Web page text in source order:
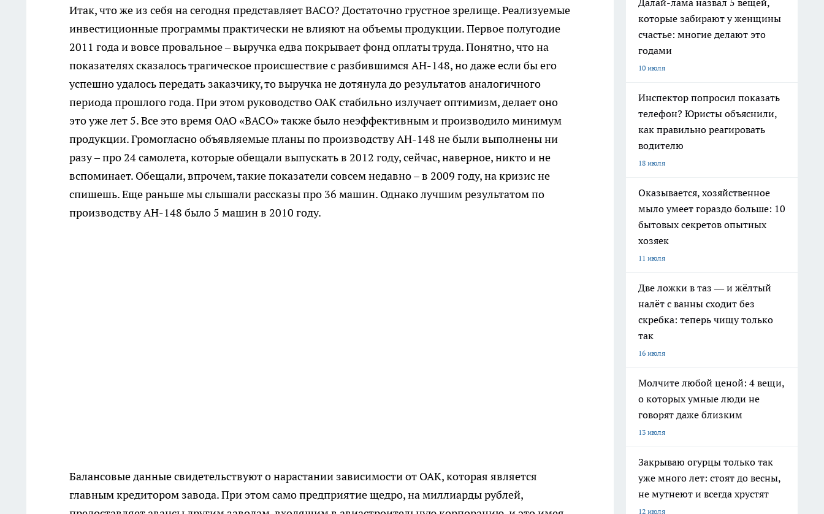
Итак, что же из себя на сегодня представляет ВАСО? Достаточно грустное зрелище. Реализуемые
инвестиционные программы практически не влияют на объемы продукции. Первое полугодие
2011 года и вовсе провальное – выручка едва покрывает фонд оплаты труда. Понятно, что на
показателях сказалось трагическое происшествие с разбившимся АН-148, но даже если бы его
успешно удалось передать заказчику, то выручка не дотянула до результатов аналогичного
периода прошлого года. При этом руководство ОАК стабильно излучает оптимизм, делает оно
это уже лет 5. Все это время ОАО «ВАСО» также было неэффективным и производило минимум
продукции. Громогласно объявляемые планы по производству АН-148 не были выполнены ни
разу – про 24 самолета, которые обещали выпускать в 2012 году, сейчас, наверное, никто и не
вспоминает. Обещали, впрочем, такие показатели совсем недавно – в 2009 году, на кризис не
спишешь. Еще раньше мы слышали рассказы про 36 машин. Однако лучшим результатом по
производству АН-148 было 5 машин в 2010 году.
Балансовые данные свидетельствуют о нарастании зависимости от ОАК, которая является
главным кредитором завода. При этом само предприятие щедро, на миллиарды рублей,
Далай-лама назвал 5 вещей,
которые забирают у женщины
счастье: многие делают это
годами
10 июля
Инспектор попросил показать
телефон? Юристы объяснили,
как правильно реагировать
водителю
18 июля
Оказывается, хозяйственное
мыло умеет гораздо больше: 10
бытовых секретов опытных
хозяек
11 июля
Две ложки в таз — и жёлтый
налёт с ванны сходит без
скребка: теперь чищу только
так
16 июля
Молчите любой ценой: 4 вещи,
о которых умные люди не
говорят даже близким
13 июля
Закрываю огурцы только так
уже много лет: стоят до весны,
не мутнеют и всегда хрустят
12 июля